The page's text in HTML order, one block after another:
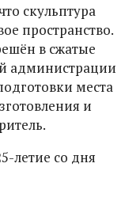
скульптура
пространство.
в сжатые
администрации
места
и
летие со дня